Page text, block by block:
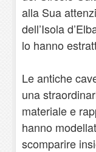
alla Sua
dell’Isola
lo hanno
Le antiche
una
materiale e
hanno
scomparire